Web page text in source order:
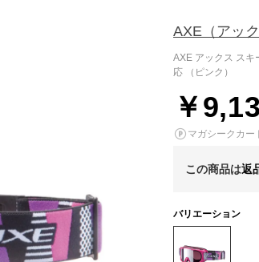
AXE （アッ
AXE アックス スキ
応 （ピンク）
￥
マガシークカー
この商品は返
バリエーション